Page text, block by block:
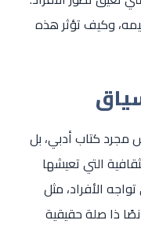
وكيف تؤثر هذه
كتاب أدبي، بل
التي تعيشها
الأفراد، مثل
ذا صلة حقيقية